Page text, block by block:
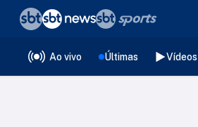
Ao vivo Últimas Vídeos
❮voltar
Editorias